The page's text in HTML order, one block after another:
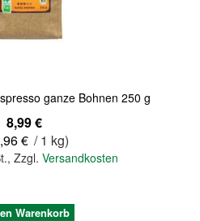
ganze Bohnen 250 g
8,99 €
€ / 1 kg)
,Zzgl.Versandkosten
Warenkorb